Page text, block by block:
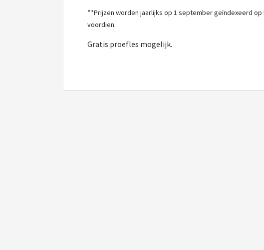
**Prijzen worden jaarlijks op 1 september geïndexeerd
voordien.
Gratis proefles mogelijk.